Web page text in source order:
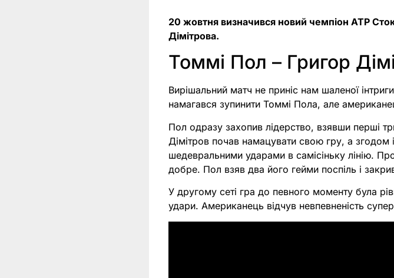
20 жовтня визначився новий чемпіон ATP
Дімітрова.
Томмі Пол – Григор
Вирішальний матч не приніс нам шаленої
намагався зупинити Томмі Пола, але
Пол одразу захопив лідерство, взявши перші
Дімітров почав намацувати свою гру, а згодом
шедевральними ударами в самісіньку лінію.
добре. Пол взяв два його гейми поспіль і
У другому сеті гра до певного моменту була
удари. Американець відчув невпевненість